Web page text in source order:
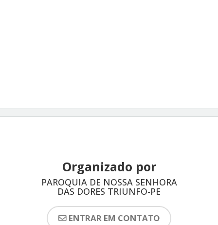
Organizado por
PAROQUIA DE NOSSA SENHORA
DAS DORES TRIUNFO-PE
ENTRAR EM CONTATO